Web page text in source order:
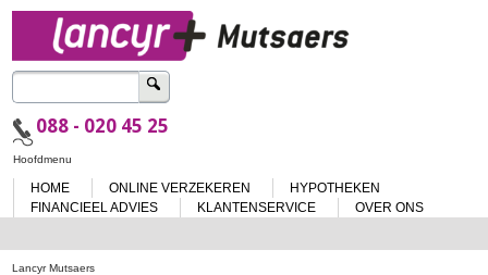
Zoeken
naar:
088 - 020 45 25
Spring
inhoud
Hoofdmenu
HOME ONLINE VERZEKEREN
HYPOTHEKEN
FINANCIEEL ADVIES
KLANTENSERVICE OVER ONS
Lancyr Mutsaers